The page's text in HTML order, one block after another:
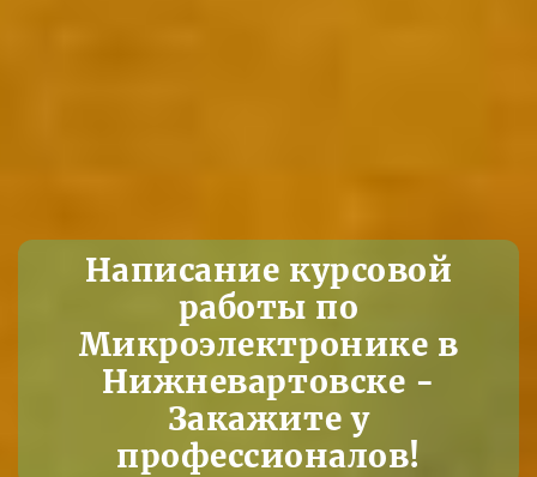
Написание курсовой
работы по
Микроэлектронике в
Нижневартовске -
Закажите у
профессионалов!